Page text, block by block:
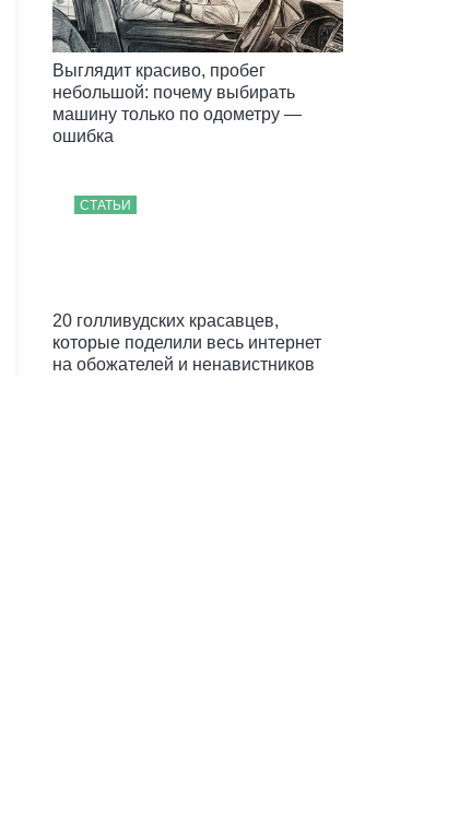
Выглядит красиво, пробег
небольшой: почему выбирать
машину только по одометру —
ошибка
СТАТЬИ
20 голливудских красавцев,
которые поделили весь интернет
на обожателей и ненавистников